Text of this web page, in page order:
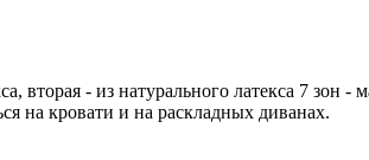
вторая - из натурального латекса 7 зон -
на кровати и на раскладных диванах.